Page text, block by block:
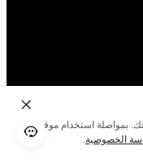
بمواصلة استخدام موقعنا؛
الخصوصية.